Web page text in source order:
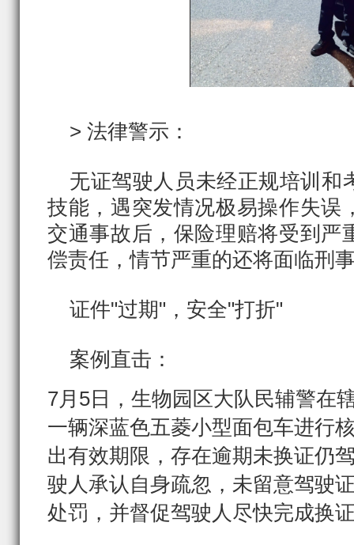
> 法律警示：
无证驾驶人员未经正规培训和
技能，遇突发情况极易操作失误
交通事故后，保险理赔将受到严
偿责任，情节严重的还将面临刑
证件"过期"，安全"打折"
案例直击：
7月5日，生物园区大队民辅警在
一辆深蓝色五菱小型面包车进行
出有效期限，存在逾期未换证仍
驶人承认自身疏忽，未留意驾驶
处罚，并督促驾驶人尽快完成换